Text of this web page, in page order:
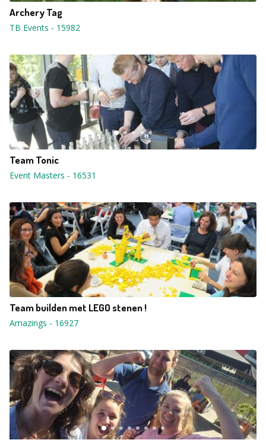
Archery Tag
TB Events - 15982
Team Tonic
Event Masters - 16531
Team builden met LEGO stenen !
Amazings - 16927